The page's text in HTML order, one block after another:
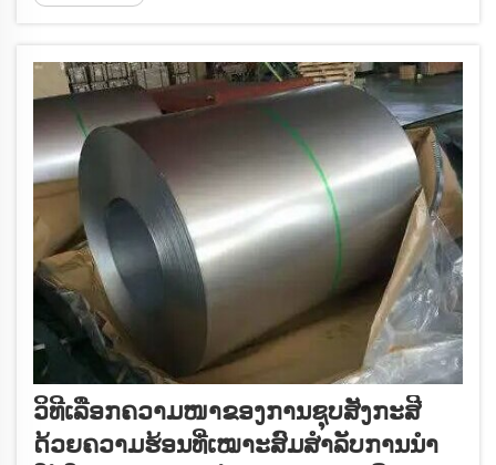
ວິທີເລືອກຄວາມໜາຂອງການຊຸບສັງກະສີ
ດ້ວຍຄວາມຮ້ອນທີ່ເໝາະສົມສຳລັບການນຳ